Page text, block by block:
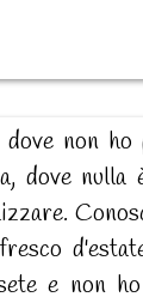
non ho
dove
e non